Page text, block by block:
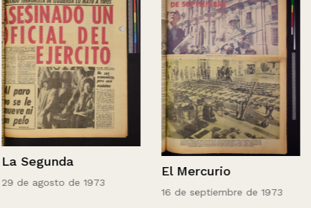
La Segunda
29 de agosto de 1973
El Mercurio
16 de septiembre de 1973